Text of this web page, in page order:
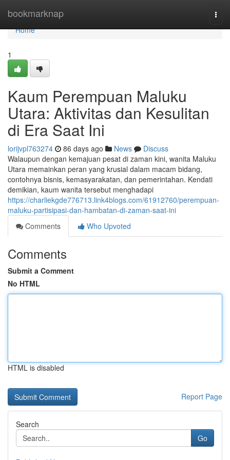
bookmarknap
Home
Home
1
Kaum Perempuan Maluku
Utara: Aktivitas dan Kesulitan
di Era Saat Ini
lorijvpl763274 86 days ago News
Discuss
Walaupun dengan kemajuan pesat di zaman kini, wanita Maluku
Utara memainkan peran yang krusial dalam macam bidang,
contohnya bisnis, kemasyarakatan, dan pemerintahan. Kendati
demikian, kaum wanita tersebut menghadapi
https://charliekgde776713.link4blogs.com/61912760/perempuan-
maluku-partisipasi-dan-hambatan-di-zaman-saat-ini
Comments
Who Upvoted
Comments
Submit a Comment
No HTML
HTML is disabled
Report Page
Search
Go